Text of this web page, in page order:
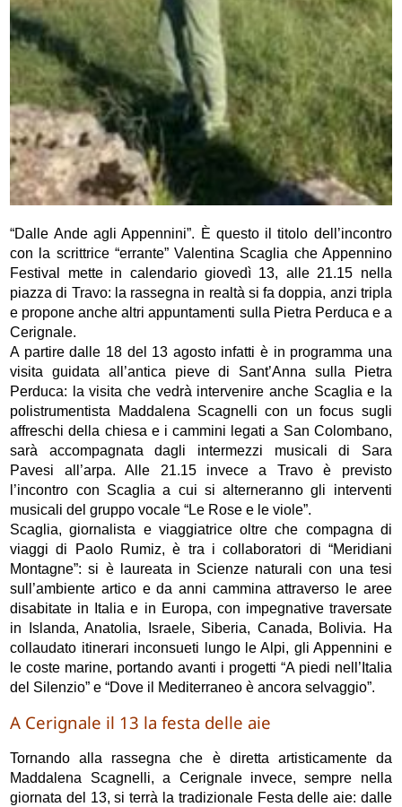
“Dalle Ande agli Appennini”. È questo il titolo dell’incontro
con la scrittrice “errante” Valentina Scaglia che Appennino
Festival mette in calendario giovedì 13, alle 21.15 nella
piazza di Travo: la rassegna in realtà si fa doppia, anzi tripla
e propone anche altri appuntamenti sulla Pietra Perduca e a
Cerignale.
A partire dalle 18 del 13 agosto infatti è in programma una
visita guidata all’antica pieve di Sant’Anna sulla Pietra
Perduca: la visita che vedrà intervenire anche Scaglia e la
polistrumentista Maddalena Scagnelli con un focus sugli
affreschi della chiesa e i cammini legati a San Colombano,
sarà accompagnata dagli intermezzi musicali di Sara
Pavesi all’arpa. Alle 21.15 invece a Travo è previsto
l’incontro con Scaglia a cui si alterneranno gli interventi
musicali del gruppo vocale “Le Rose e le viole”.
Scaglia, giornalista e viaggiatrice oltre che compagna di
viaggi di Paolo Rumiz, è tra i collaboratori di “Meridiani
Montagne”: si è laureata in Scienze naturali con una tesi
sull’ambiente artico e da anni cammina attraverso le aree
disabitate in Italia e in Europa, con impegnative traversate
in Islanda, Anatolia, Israele, Siberia, Canada, Bolivia. Ha
collaudato itinerari inconsueti lungo le Alpi, gli Appennini e
le coste marine, portando avanti i progetti “A piedi nell’Italia
del Silenzio” e “Dove il Mediterraneo è ancora selvaggio”.
A Cerignale il 13 la festa delle aie
Tornando alla rassegna che è diretta artisticamente da
Maddalena Scagnelli, a Cerignale invece, sempre nella
giornata del 13, si terrà la tradizionale Festa delle aie: dalle